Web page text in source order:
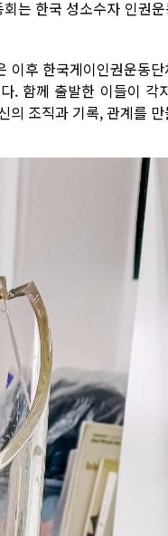
는 한국 성소수자 인권
후 한국게이인권운동
. 함께 출발한 이들이 각
의 조직과 기록, 관계를